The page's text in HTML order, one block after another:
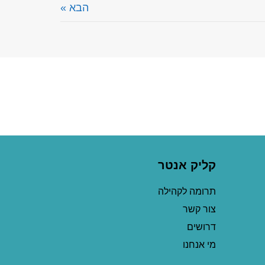
הבא »
קליק אנטר
תרומה לקהילה
צור קשר
דרושים
מי אנחנו